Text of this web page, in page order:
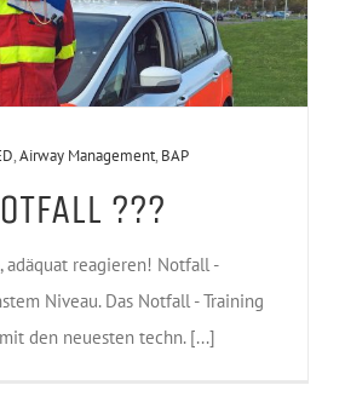
,Airway Management, BAP
???
adäquat reagieren! Notfall -
Niveau. Das Notfall - Training
den neuesten techn. [...]